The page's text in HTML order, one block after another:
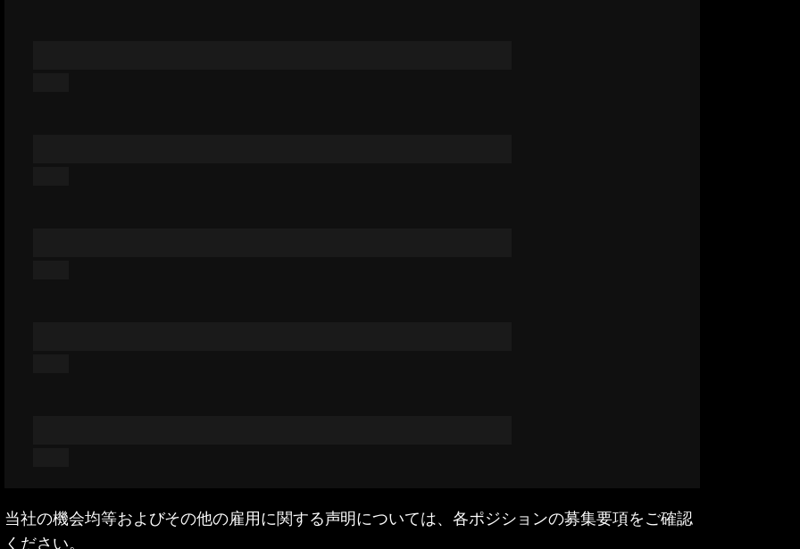
当社の機会均等およびその他の雇用に関する声明については、各ポジションの募集要項をご確認
ください。